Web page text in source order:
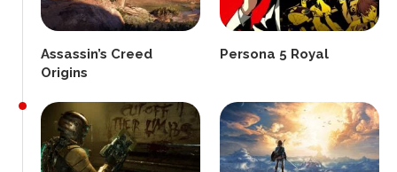
Assassin’s Creed
Origins
Persona 5 Royal